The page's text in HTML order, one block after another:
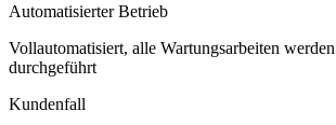
Automatisierter Betrieb
Vollautomatisiert, alle Wartungsarbeiten
durchgeführt
Kundenfall